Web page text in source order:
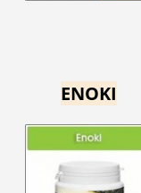
ENOKI